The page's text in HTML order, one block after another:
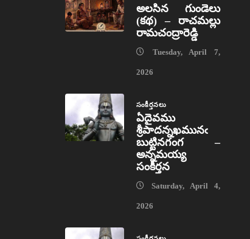
అలసిన గుండెలు
(కథ) – రాచమల్లు
రామచంద్రారెడ్డి
Tuesday, April 7,
2026
సంకీర్తనలు
ఏదైవము
శ్రీపాదన్నఖమునఁ
బుట్టినగంగ –
అన్నమయ్య
సంకీర్తన
Saturday, April 4,
2026